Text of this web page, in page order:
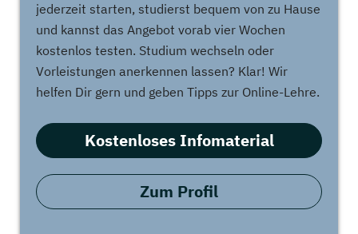
jederzeit starten, studierst bequem von zu Hause
und kannst das Angebot vorab vier Wochen
kostenlos testen. Studium wechseln oder
Vorleistungen anerkennen lassen? Klar! Wir
helfen Dir gern und geben Tipps zur Online-Lehre.
Kostenloses Infomaterial
Zum Profil